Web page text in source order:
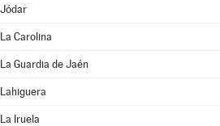
Jódar
La Carolina
La Guardia de Jaén
Lahiguera
La Iruela